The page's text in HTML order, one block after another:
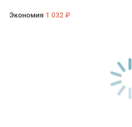
Экономия 1 032 ₽